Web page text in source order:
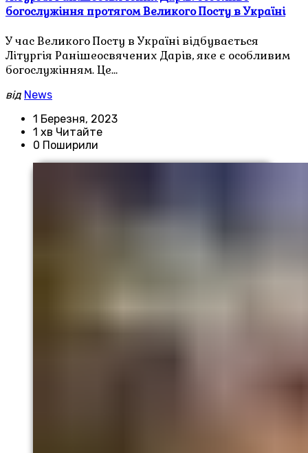
богослужіння протягом Великого Посту в Україні
У час Великого Посту в Україні відбувається
Літургія Ранішеосвячених Дарів, яке є особливим
богослужінням. Це…
від News
1 Березня, 2023
1 хв Читайте
0 Поширили